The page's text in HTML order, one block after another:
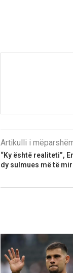
Artikulli i
“Ky është realiteti”,
dy sulmues më të